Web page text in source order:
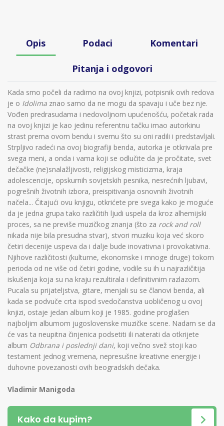
Opis Podaci Komentari
Pitanja i odgovori
Kada smo počeli da radimo na ovoj knjizi, potpisnik ovih redova
je o Idolima znao samo da ne mogu da spavaju i uče bez nje.
Vođen predrasudama i nedovoljnom upućenošću, početak rada
na ovoj knjizi je kao jedinu referentnu tačku imao autorkinu
strast prema ovom bendu i svemu što su oni radili i predstavljali.
Strpljivo radeći na ovoj biografiji benda, autorka je otkrivala pre
svega meni, a onda i vama koji se odlučite da je pročitate, svet
dečačke (ne)snalažljivosti, religijskog misticizma, kraja
adolescencije, opskurnih sovjetskih pesnika, nesrećnih ljubavi,
pogrešnih životnih izbora, preispitivanja osnovnih životnih
načela... Čitajući ovu knjigu, otkrićete pre svega kako je moguće
da je jedna grupa tako različitih ljudi uspela da kroz alhemijski
proces, sa ne previše muzičkog znanja (što za rock and roll
nikada nije bila presudna stvar), stvori muziku koja već skoro
četiri decenije uspeva da i dalje bude inovativna i provokativna.
Njihove različitosti (kulturne, ekonomske i mnoge druge) tokom
perioda od ne više od četiri godine, vodile su ih u najrazličitija
iskušenja koja su na kraju rezultirala i definitivnim razlazom.
Pucala su prijateljstva, gitare, menjali su se članovi benda, ali
kada se podvuče crta ispod svedočanstva uobličenog u ovoj
knjizi, ostaje jedan album koji je 1985. godine proglašen
najboljim albumom jugoslovenske muzičke scene. Nadam se da
će vas ta neupitna činjenica podsetiti ili naterati da otkrijete
album Odbrana i poslednji dani, koji večno svež stoji kao
testament jednog vremena, nepresušne kreativne energije i
duhovne povezanosti ovih beogradskih dečaka.
Vladimir Manigoda
Kako da kupim?